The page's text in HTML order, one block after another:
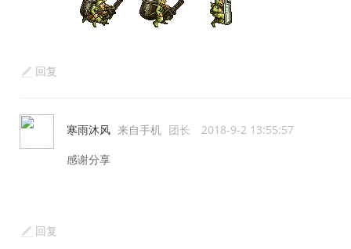
回复
寒雨沐风 来自手机 团长 2018-9-2 13:55:57
感谢分享
回复